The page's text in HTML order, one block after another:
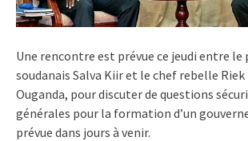
Une rencontre est prévue ce jeudi entre le
soudanais Salva Kiir et le chef rebelle Riek
Ouganda, pour discuter de questions
générales pour la formation d’un
prévue dans jours à venir.